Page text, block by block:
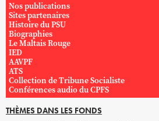
Nos publications
Sites partenaires
Histoire du PSU
Biographies
Le Maltais Rouge
IED
AAVPF
ATS
Collection de Tribune Socialiste
Conférences audio du CPFS
THÈMES DANS LES FONDS